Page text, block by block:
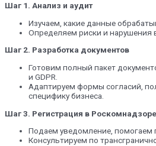
Шаг 1. Анализ и аудит
Изучаем, какие данные
Определяем риски и нарушения
Шаг 2. Разработка документов
Готовим полный пакет
и GDPR.
Адаптируем формы согласий,
специфику бизнеса.
Шаг 3. Регистрация в Роскомнадзоре
Подаем уведомление, помогаем
Консультируем по